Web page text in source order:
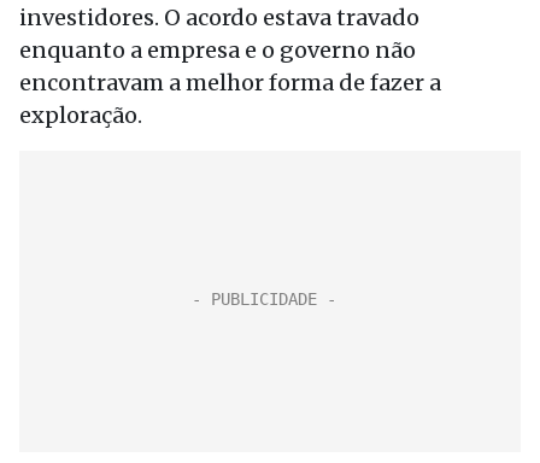
investidores. O acordo estava travado
enquanto a empresa e o governo não
encontravam a melhor forma de fazer a
exploração.